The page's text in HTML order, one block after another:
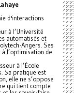
d'interactions
à l’Université
automatisés et
Angers. Ses
à l’optimisation de
à l’École
Sa pratique est
elle ne s’oppose
qui tient compte